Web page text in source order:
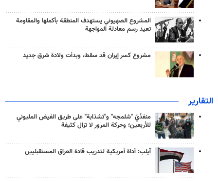
المشروع الصهيوني يستهدف المنطقة بأكملها والمقاومة
تعيد رسم معادلة المواجهة
مشروع كسر إيران قد سقط، وبدأت ولادة شرق جديد
التقارير
منفذَيّ "شلمجه" و"تشذابة" على طريق الفيض المليوني
للأربعين؛ وحركة المرور لا تزال كثيفة
آيلب: أداة أمريكية لتدريب قادة العراق المستقبليين